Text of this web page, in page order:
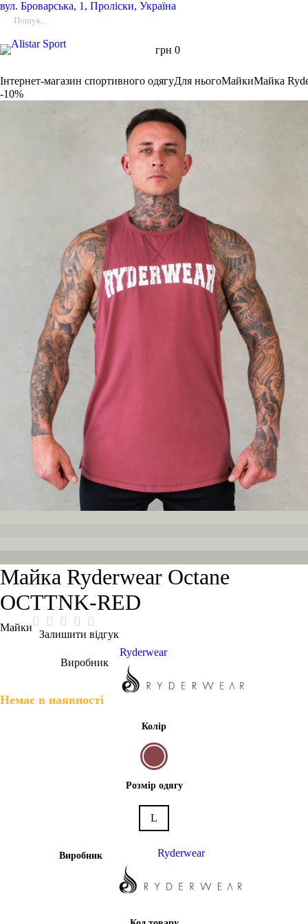
вул. Броварська, 1, Проліски, Україна
грн 0
Інтернет-магазин спортивного одягуДля ньогоМайкиМайка
-10%
Майка Ryderwear Octane
OCTTNK-RED
Майки
Залишити відгук
Виробник
Ryderwear
Немає в наявності
Колір
Розмір одягу
L
Виробник Ryderwear